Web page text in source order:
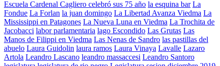
Escuela Cardenal Cagliero celebró sus 75 año la esquina bar La
Fondue La Forlan la juan domingo La Libertad Avanza Viedma La
Mississippi en Patagones La Nueva Luna en Viedma La Trochita de
Jacobacci labor parlamentaria lago Escondido Las Grutas Las
Manos de Filippi en Viedma Las Nenas de Sandro las pastillas del
abuelo Laura Guidolin laura ramos Laura Vinaya Lavalle Lazaro
Artola Leandro Lascano leandro massaccesi Leandro Santoro